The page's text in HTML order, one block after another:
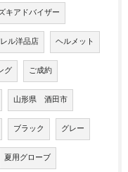
キアドバイザー
ル洋品店 ヘルメット
グ ご成約
山形県 酒田市
ブラック グレー
夏用グローブ